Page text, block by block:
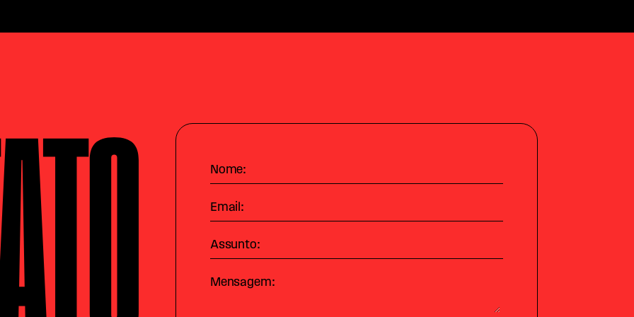
Nome:
Email:
Assunto:
Mensagem: